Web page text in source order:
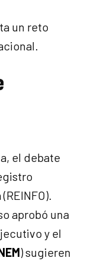
un reto
el debate
aprobó una
y el
) sugieren